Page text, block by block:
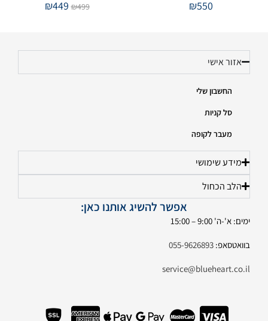
₪550
₪499
₪449
אזור אישי
החשבון שלי
סל קניות
מעבר לקופה
מידע שימושי
הלב הכחול
אפשר להשיג אותנו כאן:
ימים: א'-ה' 9:00 – 15:00
בוואטסאפ: 055-9626893
service@blueheart.co.il